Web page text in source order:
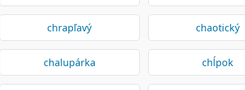
chrapľavý chaotický
chalupárka chĺpok